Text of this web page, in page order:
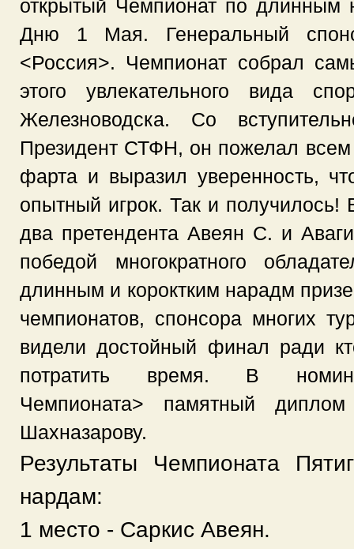
открытый Чемпионат по длинным
Дню 1 Мая. Генеральный
<Россия>. Чемпионат собрал
этого увлекательного вида
Железноводска. Со
Президент СТФН, он пожелал
фарта и выразил уверенность,
опытный игрок. Так и получилось!
два претендента Авеян С. и
победой многократного
длинным и короктким нарадм
чемпионатов, спонсора многих
видели достойный финал ради
потратить время. В
Чемпионата> памятный
Шахназарову.
Результаты Чемпионата
нардам:
1 место - Саркис Авеян.